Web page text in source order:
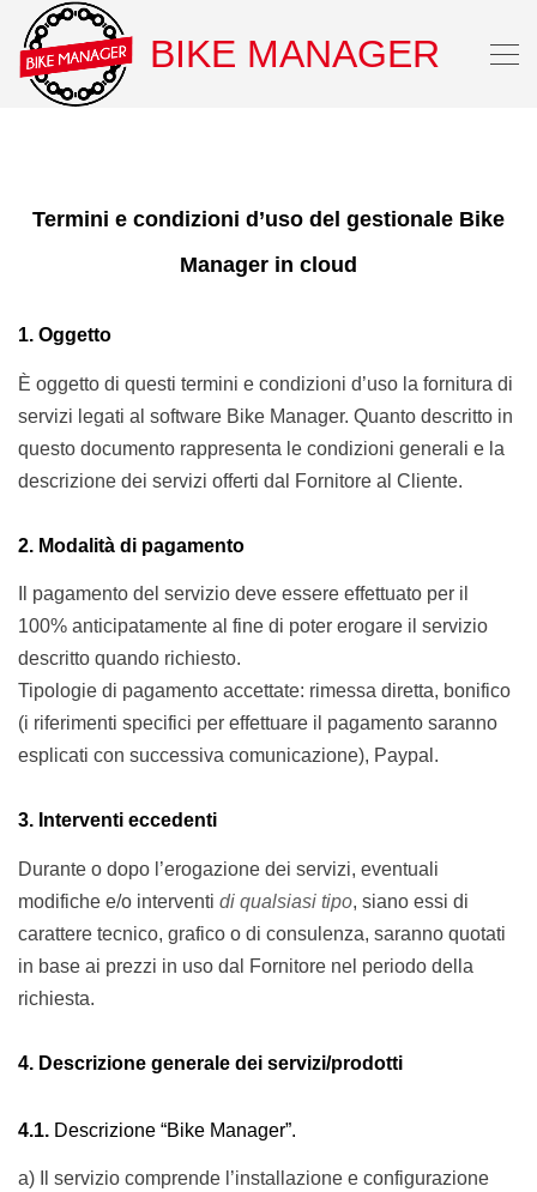
BIKE MANAGER
Termini e condizioni d’uso del gestionale Bike
Manager in cloud
1. Oggetto
È oggetto di questi termini e condizioni d’uso la fornitura di
servizi legati al software Bike Manager. Quanto descritto in
questo documento rappresenta le condizioni generali e la
descrizione dei servizi offerti dal Fornitore al Cliente.
2. Modalità di pagamento
Il pagamento del servizio deve essere effettuato per il
100% anticipatamente al fine di poter erogare il servizio
descritto quando richiesto.
Tipologie di pagamento accettate: rimessa diretta, bonifico
(i riferimenti specifici per effettuare il pagamento saranno
esplicati con successiva comunicazione), Paypal .
3. Interventi eccedenti
Durante o dopo l’erogazione dei servizi, eventuali
modifiche e/o interventi di qualsiasi tipo, siano essi di
carattere tecnico, grafico o di consulenza, saranno quotati
in base ai prezzi in uso dal Fornitore nel periodo della
richiesta.
4. Descrizione generale dei servizi/prodotti
4.1. Descrizione “Bike Manager”.
a) Il servizio comprende l’installazione e configurazione